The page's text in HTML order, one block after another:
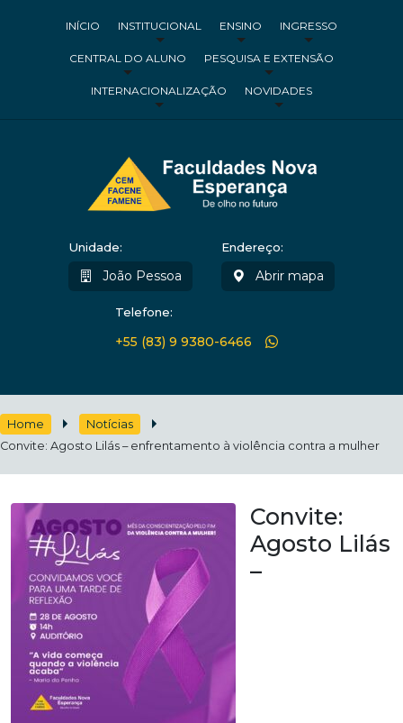
INÍCIO INSTITUCIONAL ENSINO INGRESSO
CENTRAL DO ALUNO PESQUISA E EXTENSÃO
INTERNACIONALIZAÇÃO NOVIDADES
Unidade:
João Pessoa
Endereço:
Abrir mapa
Telefone:
+55 (83) 9 9380-6466
Home
Notícias
Convite: Agosto Lilás – enfrentamento à violência contra a mulher
Convite:
Agosto Lilás
–